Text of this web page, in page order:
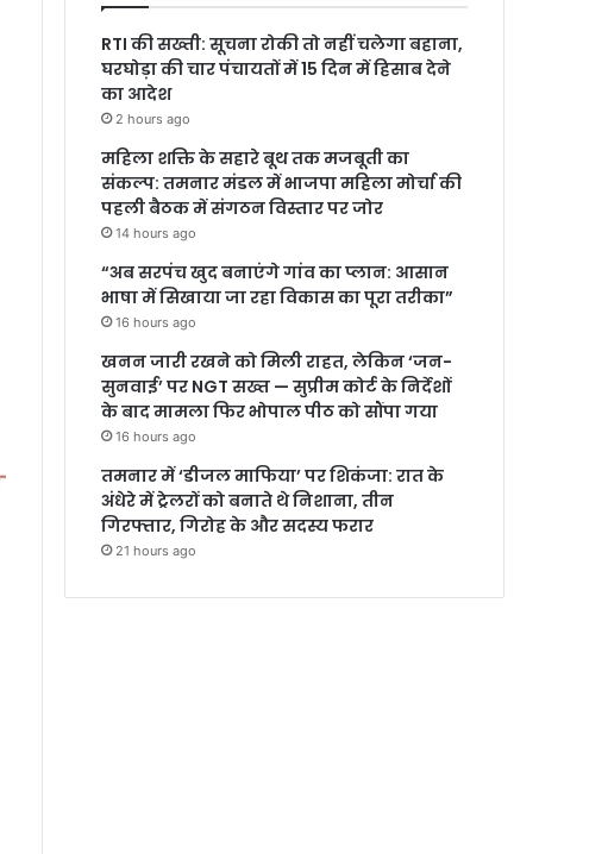
RTI की सख्ती: सूचना रोकी तो नहीं चलेगा बहाना,
घरघोड़ा की चार पंचायतों में 15 दिन में हिसाब देने
का आदेश
2 hours ago
महिला शक्ति के सहारे बूथ तक मजबूती का
संकल्प: तमनार मंडल में भाजपा महिला मोर्चा की
पहली बैठक में संगठन विस्तार पर जोर
14 hours ago
“अब सरपंच खुद बनाएंगे गांव का प्लान: आसान
भाषा में सिखाया जा रहा विकास का पूरा तरीका”
16 hours ago
खनन जारी रखने को मिली राहत, लेकिन ‘जन-
सुनवाई’ पर NGT सख्त — सुप्रीम कोर्ट के निर्देशों
के बाद मामला फिर भोपाल पीठ को सौंपा गया
16 hours ago
तमनार में ‘डीजल माफिया’ पर शिकंजा: रात के
अंधेरे में ट्रेलरों को बनाते थे निशाना, तीन
गिरफ्तार, गिरोह के और सदस्य फरार
21 hours ago